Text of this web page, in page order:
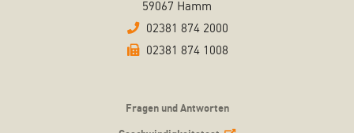
59067 Hamm
02381 874 2000
02381 874 1008
Fragen und Antworten